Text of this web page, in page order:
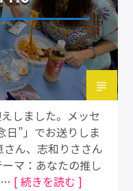
しました。メッセ
日”」でお送りしま
ん、志和りささん
マ：あなたの推し
… [ 続きを読む ]